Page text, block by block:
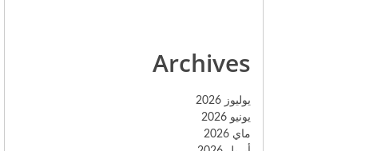
Archives
يوليوز 2026
يونيو 2026
ماي 2026